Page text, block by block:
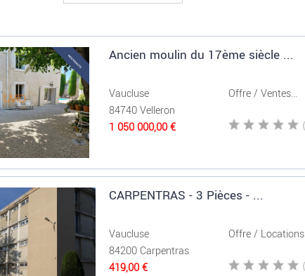
Ancien moulin du 17ème siècle ...
Vaucluse
84740 Velleron
1 050 000,00 €
Offre / Ventes...
CARPENTRAS - 3 Pièces - ...
Vaucluse
84200 Carpentras
419,00 €
Offre / Locations